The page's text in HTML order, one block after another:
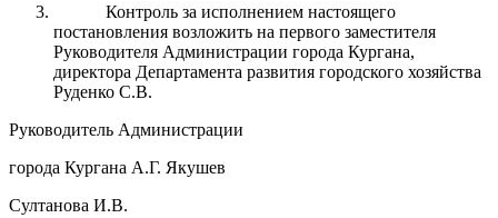
Контроль за исполнением настоящего
постановления возложить на первого заместителя
Руководителя Администрации города Кургана,
директора Департамента развития городского хозяйства
Руденко С.В.
Руководитель Администрации
города Кургана А.Г. Якушев
Султанова И.В.